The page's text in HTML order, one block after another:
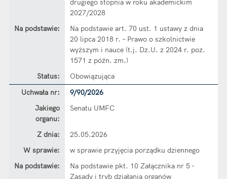
drugiego stopnia w roku akademickim
2027/2028
Na podstawie:
Na podstawie art. 70 ust. 1 ustawy z dnia
20 lipca 2018 r. – Prawo o szkolnictwie
wyższym i nauce (t.j. Dz.U. z 2024 r. poz.
1571 z późn. zm.)
Status:
Obowiązująca
Uchwała nr:
9/90/2026
Jakiego
organu:
Senatu UMFC
Z dnia:
25.05.2026
W sprawie:
w sprawie przyjęcia porządku dziennego
Na podstawie:
Na podstawie pkt. 10 Załącznika nr 5 -
Zasady i tryb działania organów